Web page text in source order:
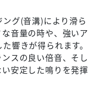
グ(音溝)により滑ら
音量の時や、強いア
響きが得られます。
スの良い倍音、そし
安定した鳴りを発揮